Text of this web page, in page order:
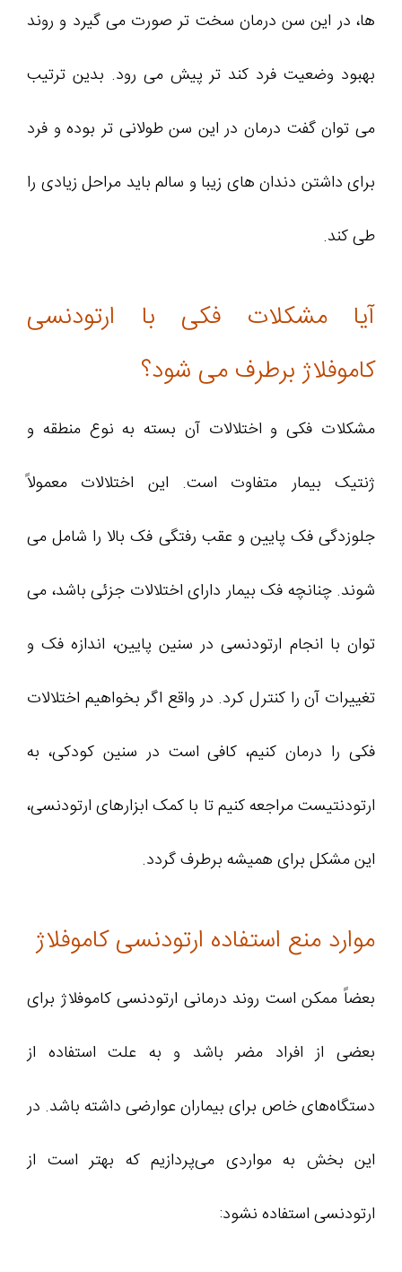
ها، در این سن درمان سخت تر صورت می گیرد و روند
بهبود وضعیت فرد کند تر پیش می رود. بدین ترتیب
می توان گفت درمان در این سن طولانی تر بوده و فرد
برای داشتن دندان های زیبا و سالم باید مراحل زیادی را
طی کند.
آیا مشکلات فکی با ارتودنسی
کاموفلاژ برطرف می شود؟
مشکلات فکی و اختلالات آن بسته به نوع منطقه و
ژنتیک بیمار متفاوت است. این اختلالات معمولاً
جلوزدگی فک پایین و عقب رفتگی فک بالا را شامل می
شوند. چنانچه فک بیمار دارای اختلالات جزئی باشد، می
توان با انجام ارتودنسی در سنین پایین، اندازه فک و
تغییرات آن را کنترل کرد. در واقع اگر بخواهیم اختلالات
فکی را درمان کنیم، کافی است در سنین کودکی، به
ارتودنتیست مراجعه کنیم تا با کمک ابزارهای ارتودنسی،
این مشکل برای همیشه برطرف گردد.
موارد منع استفاده ارتودنسی کاموفلاژ
بعضاً ممکن است روند درمانی ارتودنسی کاموفلاژ برای
بعضی از افراد مضر باشد و به علت استفاده از
دستگاه‌های خاص برای بیماران عوارضی داشته باشد. در
این بخش به مواردی می‌پردازیم که بهتر است از
ارتودنسی استفاده نشود: